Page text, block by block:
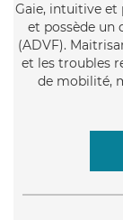
Gaie, intuitive et
et possède un
(ADVF).
et les troubles
de mobilité,